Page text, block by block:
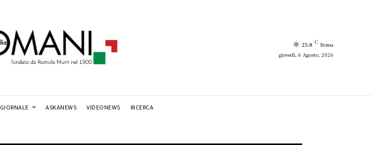
25.8 C Roma
giovedì, 6 Agosto, 2026
GIORNALE ASKANEWS VIDEONEWS RICERCA